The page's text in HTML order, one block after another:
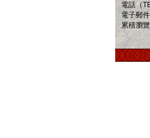
電話（
電子郵
累積瀏